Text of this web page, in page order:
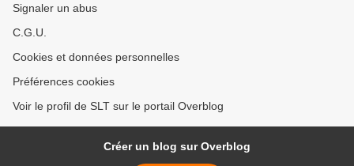
Signaler un abus
C.G.U.
Cookies et données personnelles
Préférences cookies
Voir le profil de SLT sur le portail Overblog
Créer un blog sur Overblog